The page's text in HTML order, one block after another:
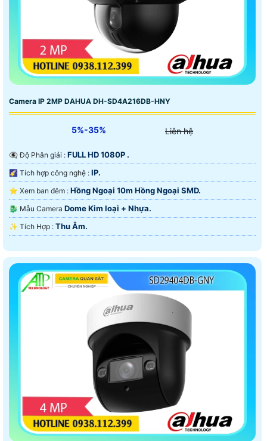
Camera IP 2MP DAHUA DH-SD4A216DB-HNY
5%-35% Liên hệ
👁️‍🗨 Độ Phân giải : FULL HD 1080P .
🌠 Tích hợp công nghệ : IP.
⭐ Xem ban đêm : Hồng Ngoại 10m Hồng Ngoại SMD.
🐉️ Mẫu Camera Dome Kim loại + Nhựa.
️✨ Tích Hợp : Thu Âm.